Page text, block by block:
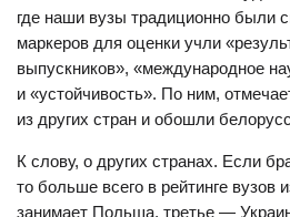
где наши вузы традиционно были
маркеров для оценки учли
выпускников», «международное
и «устойчивость». По ним,
из других стран и обошли
К слову, о других странах. Если
то больше всего в рейтинге вузов
занимает Польша, третье —